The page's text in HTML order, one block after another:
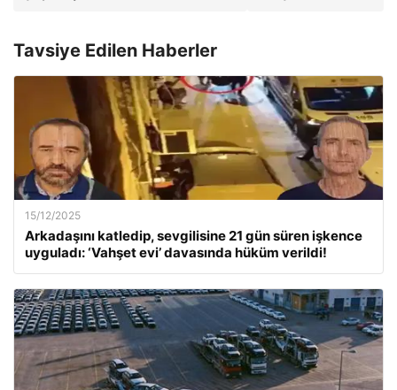
Tavsiye Edilen Haberler
15/12/2025
Arkadaşını katledip, sevgilisine 21 gün süren işkence
uyguladı: ‘Vahşet evi’ davasında hüküm verildi!